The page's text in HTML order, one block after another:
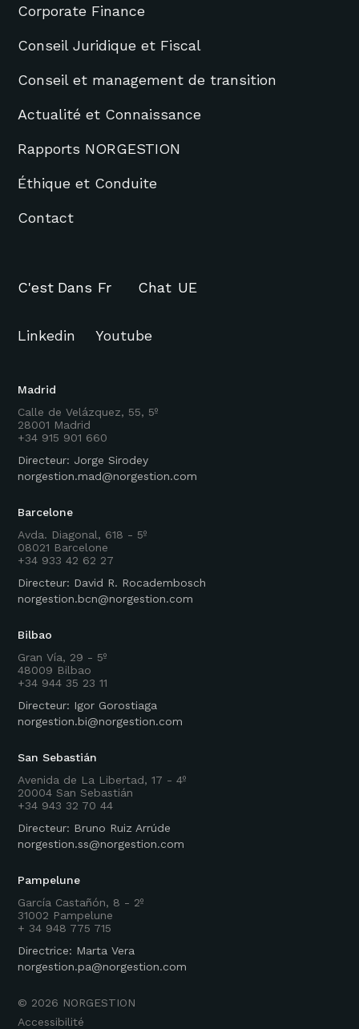
Corporate Finance
Conseil Juridique et Fiscal
Conseil et management de transition
Actualité et Connaissance
Rapports NORGESTION
Éthique et Conduite
Contact
Madrid
Calle de Velázquez, 55, 5º
28001 Madrid
+34 915 901 660
Directeur: Jorge Sirodey
norgestion.mad@norgestion.com
Barcelone
Avda. Diagonal, 618 - 5º
08021 Barcelone
+34 933 42 62 27
Directeur: David R. Rocadembosch
norgestion.bcn@norgestion.com
Bilbao
Gran Vía, 29 - 5º
48009 Bilbao
+34 944 35 23 11
Directeur: Igor Gorostiaga
norgestion.bi@norgestion.com
San Sebastián
Avenida de La Libertad, 17 - 4º
20004 San Sebastián
+34 943 32 70 44
Directeur: Bruno Ruiz Arrúde
norgestion.ss@norgestion.com
Pampelune
García Castañón, 8 - 2º
31002 Pampelune
+ 34 948 775 715
Directrice: Marta Vera
norgestion.pa@norgestion.com
C'est Dans Fr Chat UE
Linkedin Youtube
Accessibilité
© 2026 NORGESTION